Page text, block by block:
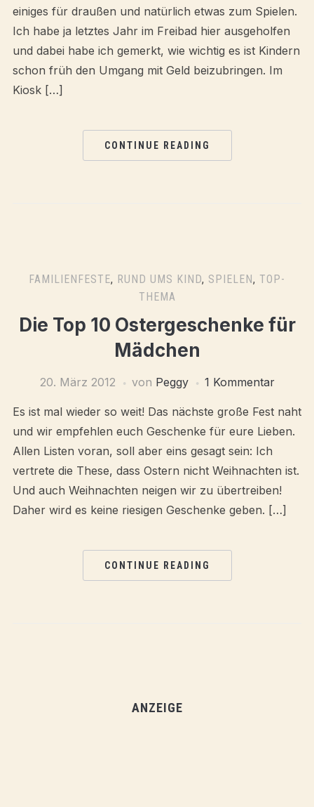
einiges für draußen und natürlich etwas zum Spielen.
Ich habe ja letztes Jahr im Freibad hier ausgeholfen
und dabei habe ich gemerkt, wie wichtig es ist Kindern
schon früh den Umgang mit Geld beizubringen. Im
Kiosk […]
CONTINUE READING
FAMILIENFESTE, RUND UMS KIND, SPIELEN, TOP-
THEMA
Die Top 10 Ostergeschenke für
Mädchen
20. März 2012 von Peggy 1 Kommentar
Es ist mal wieder so weit! Das nächste große Fest naht
und wir empfehlen euch Geschenke für eure Lieben.
Allen Listen voran, soll aber eins gesagt sein: Ich
vertrete die These, dass Ostern nicht Weihnachten ist.
Und auch Weihnachten neigen wir zu übertreiben!
Daher wird es keine riesigen Geschenke geben. […]
CONTINUE READING
ANZEIGE